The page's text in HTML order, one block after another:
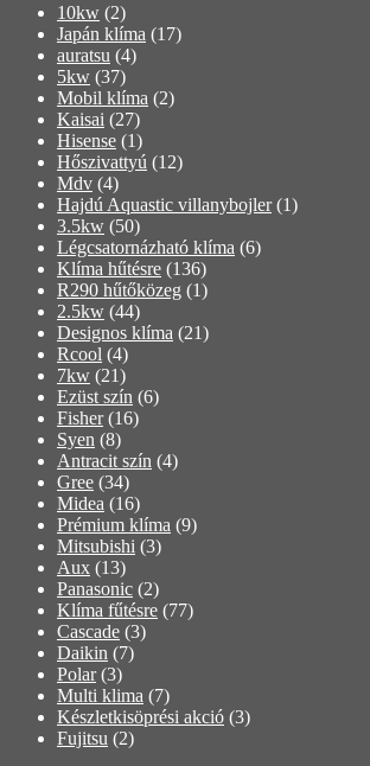
10kw (2)
Japán klíma (17)
auratsu (4)
5kw (37)
Mobil klíma (2)
Kaisai (27)
Hisense (1)
Hőszivattyú (12)
Mdv (4)
Hajdú Aquastic villanybojler (1)
3.5kw (50)
Légcsatornázható klíma (6)
Klíma hűtésre (136)
R290 hűtőközeg (1)
2.5kw (44)
Designos klíma (21)
Rcool (4)
7kw (21)
Ezüst szín (6)
Fisher (16)
Syen (8)
Antracit szín (4)
Gree (34)
Midea (16)
Prémium klíma (9)
Mitsubishi (3)
Aux (13)
Panasonic (2)
Klíma fűtésre (77)
Cascade (3)
Daikin (7)
Polar (3)
Multi klima (7)
Készletkisöprési akció (3)
Fujitsu (2)